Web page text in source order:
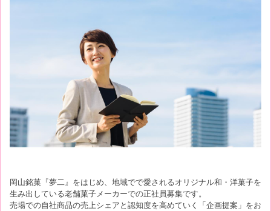
岡山銘菓『夢二』をはじめ、地域でで愛されるオリジナル和・洋菓子を
生み出している老舗菓子メーカーでの正社員募集です。
売場での自社商品の売上シェアと認知度を高めていく「企画提案」をお